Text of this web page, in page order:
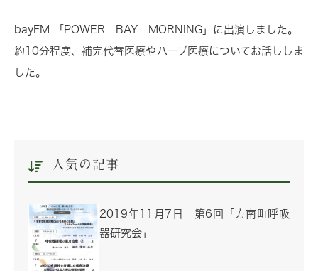
bayFM 「POWER BAY MORNING」に出演しました。
約10分程度、補完代替医療やハーブ医療についてお話ししま
した。
人気の記事
2019年11月7日 第6回「方南町呼吸
器研究会」